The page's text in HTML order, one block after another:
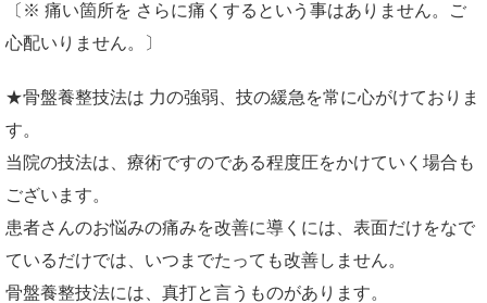
〔※ 痛い箇所を さらに痛くするという事はありません。ご
心配いりません。〕
★骨盤養整技法は 力の強弱、技の緩急を常に心がけておりま
す。
当院の技法は、療術ですのである程度圧をかけていく場合も
ございます。
患者さんのお悩みの痛みを改善に導くには、表面だけをなで
ているだけでは、いつまでたっても改善しません。
骨盤養整技法には、真打と言うものがあります。